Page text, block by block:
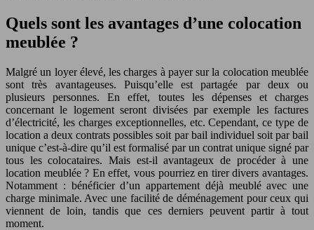
Quels sont les avantages d’une colocation
meublée ?
Malgré un loyer élevé, les charges à payer sur la colocation meublée
sont très avantageuses. Puisqu’elle est partagée par deux ou
plusieurs personnes. En effet, toutes les dépenses et charges
concernant le logement seront divisées par exemple les factures
d’électricité, les charges exceptionnelles, etc. Cependant, ce type de
location a deux contrats possibles soit par bail individuel soit par bail
unique c’est-à-dire qu’il est formalisé par un contrat unique signé par
tous les colocataires. Mais est-il avantageux de procéder à une
location meublée ? En effet, vous pourriez en tirer divers avantages.
Notamment : bénéficier d’un appartement déjà meublé avec une
charge minimale. Avec une facilité de déménagement pour ceux qui
viennent de loin, tandis que ces derniers peuvent partir à tout
moment.